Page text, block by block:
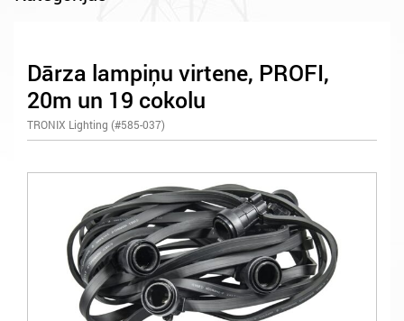
Dārza lampiņu virtene, PROFI,
20m un 19 cokolu
TRONIX Lighting (#585-037)